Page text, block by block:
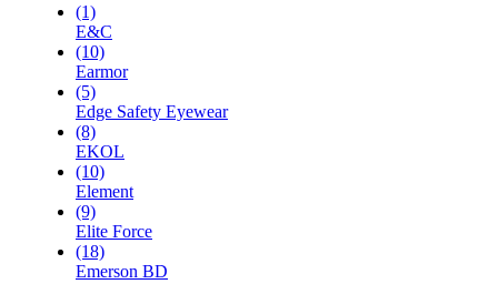
(1)
E&C
(10)
Earmor
(5)
Edge Safety Eyewear
(8)
EKOL
(10)
Element
(9)
Elite Force
(18)
Emerson BD